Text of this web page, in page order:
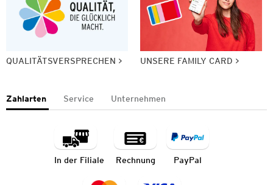
QUALITÄTSVERSPRECHEN UNSERE FAMILY CARD
Zahlarten Service Unternehmen
In der Filiale Rechnung PayPal